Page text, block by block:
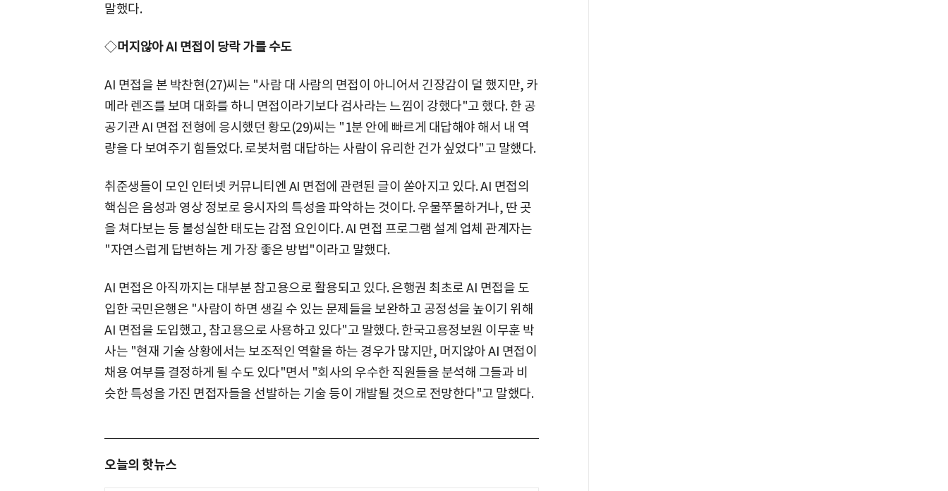
말했다.
◇머지않아 AI 면접이 당락 가를 수도
AI 면접을 본 박찬현(27)씨는 "사람 대 사람의 면접이 아니어서 긴장감이 덜 했지만, 카
메라 렌즈를 보며 대화를 하니 면접이라기보다 검사라는 느낌이 강했다"고 했다. 한 공
공기관 AI 면접 전형에 응시했던 황모(29)씨는 "1분 안에 빠르게 대답해야 해서 내 역
량을 다 보여주기 힘들었다. 로봇처럼 대답하는 사람이 유리한 건가 싶었다"고 말했다.
취준생들이 모인 인터넷 커뮤니티엔 AI 면접에 관련된 글이 쏟아지고 있다. AI 면접의
핵심은 음성과 영상 정보로 응시자의 특성을 파악하는 것이다. 우물쭈물하거나, 딴 곳
을 쳐다보는 등 불성실한 태도는 감점 요인이다. AI 면접 프로그램 설계 업체 관계자는
"자연스럽게 답변하는 게 가장 좋은 방법"이라고 말했다.
AI 면접은 아직까지는 대부분 참고용으로 활용되고 있다. 은행권 최초로 AI 면접을 도
입한 국민은행은 "사람이 하면 생길 수 있는 문제들을 보완하고 공정성을 높이기 위해
AI 면접을 도입했고, 참고용으로 사용하고 있다"고 말했다. 한국고용정보원 이무훈 박
사는 "현재 기술 상황에서는 보조적인 역할을 하는 경우가 많지만, 머지않아 AI 면접이
채용 여부를 결정하게 될 수도 있다"면서 "회사의 우수한 직원들을 분석해 그들과 비
슷한 특성을 가진 면접자들을 선발하는 기술 등이 개발될 것으로 전망한다"고 말했다.
오늘의 핫뉴스